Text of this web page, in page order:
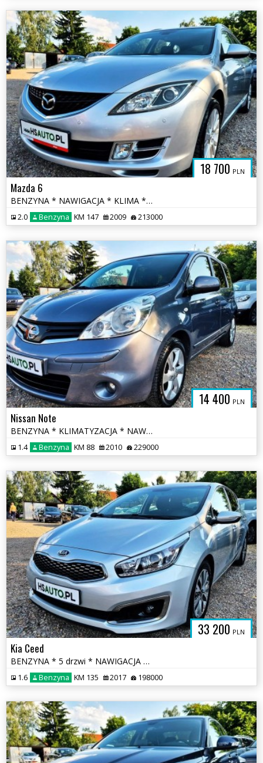
18 700 PLN
Mazda 6
BENZYNA * NAWIGACJA * KLIMA * super * okazja * polecamy
2.0 Benzyna KM 147 2009 213000
14 400 PLN
Nissan Note
BENZYNA * KLIMATYZACJA * NAWIGACJA * super * okazja * polecamy
1.4 Benzyna KM 88 2010 229000
33 200 PLN
Kia Ceed
BENZYNA * 5 drzwi * NAWIGACJA * KAMERA * super * okazja * polecamy
1.6 Benzyna KM 135 2017 198000